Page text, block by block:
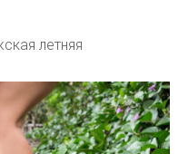
летняя